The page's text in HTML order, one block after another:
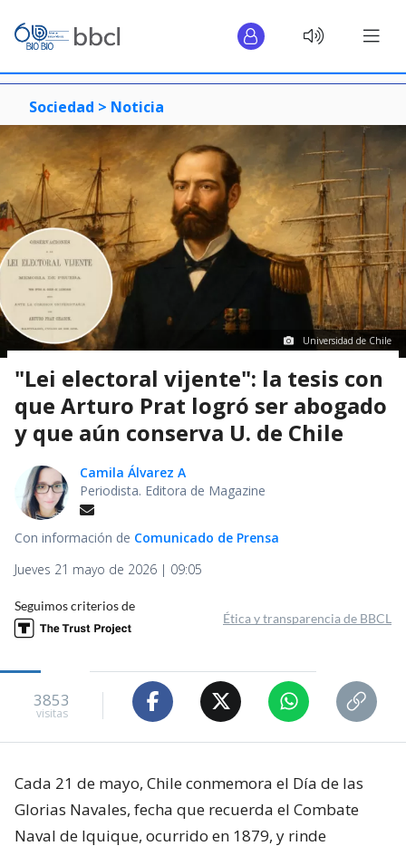
Sociedad > Noticia
Universidad de Chile
"Lei electoral vijente": la tesis con
que Arturo Prat logró ser abogado
y que aún conserva U. de Chile
Camila Álvarez A
Periodista. Editora de Magazine
Con información de Comunicado de Prensa
Jueves 21 mayo de 2026 | 09:05
Seguimos criterios de
Ética y transparencia de BBCL
3853
visitas
Cada 21 de mayo, Chile conmemora el Día de las
Glorias Navales, fecha que recuerda el Combate
Naval de Iquique, ocurrido en 1879, y rinde